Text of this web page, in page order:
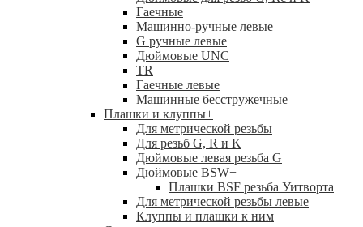
Гаечные
Машинно-ручные левые
G ручные левые
Дюймовые UNC
TR
Гаечные левые
Машинные бесстружечные
Плашки и клуппы+
Для метрической резьбы
Для резьб G, R и K
Дюймовые левая резьба G
Дюймовые BSW+
Плашки BSF резьба Уитворта
Для метрической резьбы левые
Клуппы и плашки к ним